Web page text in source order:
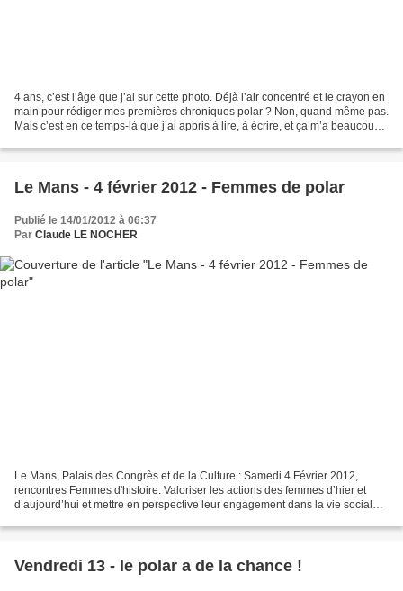
4 ans, c’est l’âge que j’ai sur cette photo. Déjà l’air concentré et le crayon en
main pour rédiger mes premières chroniques polar ? Non, quand même pas.
Mais c’est en ce temps-là que j’ai appris à lire, à écrire, et ça m’a beaucoup
Le Mans - 4 février 2012 - Femmes de polar
Publié le 14/01/2012 à 06:37
Par Claude LE NOCHER
Le Mans, Palais des Congrès et de la Culture : Samedi 4 Février 2012,
rencontres Femmes d'histoire. Valoriser les actions des femmes d’hier et
d’aujourd’hui et mettre en perspective leur engagement dans la vie sociale,
Vendredi 13 - le polar a de la chance !